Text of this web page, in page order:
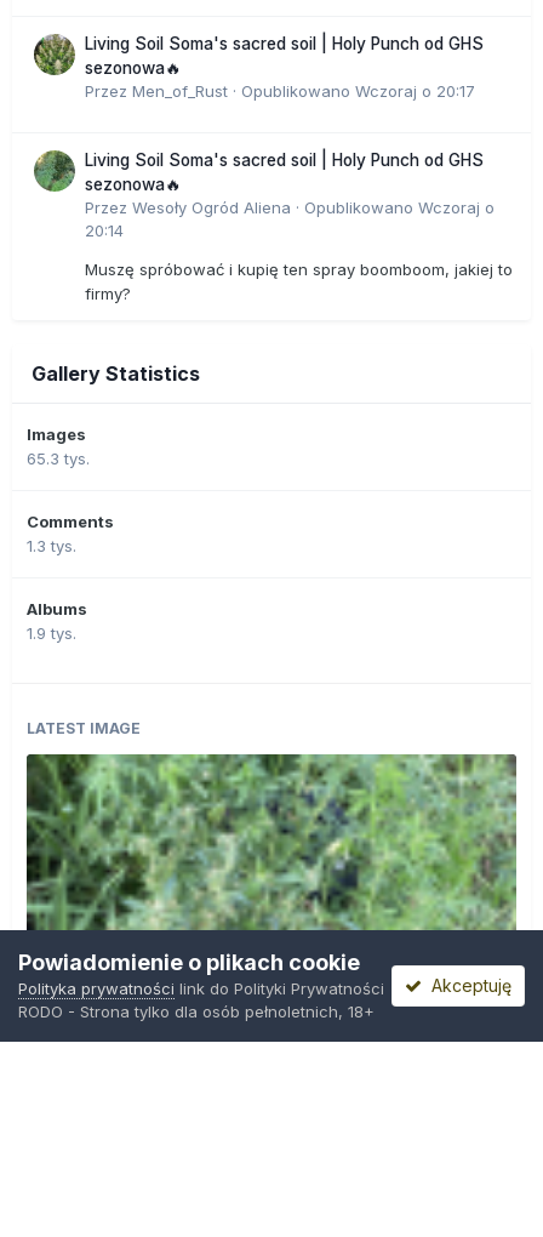
Living Soil Soma's sacred soil | Holy Punch od GHS
sezonowa🔥
Przez Men_of_Rust · Opublikowano Wczoraj o 20:17
Living Soil Soma's sacred soil | Holy Punch od GHS
sezonowa🔥
Przez Wesoły Ogród Aliena · Opublikowano Wczoraj o
20:14
Muszę spróbować i kupię ten spray boomboom, jakiej to
firmy?
Gallery Statistics
Images
65.3 tys.
Comments
1.3 tys.
Albums
1.9 tys.
LATEST IMAGE
Powiadomienie o plikach cookie
Polityka prywatności link do Polityki Prywatności
RODO - Strona tylko dla osób pełnoletnich, 18+
Akceptuję